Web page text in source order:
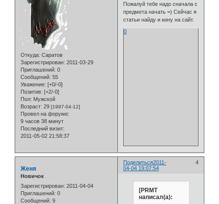
Откуда: Саратов
Зарегистрирован: 2011-03-29
Приглашений: 0
Сообщений: 55
Уважение: [+0/-0]
Позитив: [+2/-0]
Пол: Мужской
Возраст: 29 [1997-04-12]
Провел на форуме:
9 часов 38 минут
Последний визит:
2011-05-02 21:58:37
Пожалуй тебе надо сначала с
предмета начать =) Сейчас я
статьи найду и кину на сайт.
0
Поделиться 4
2011-
04-04 19:07:54
Женя
Новичок
Зарегистрирован: 2011-04-04
Приглашений: 0
Сообщений: 9
[PRMT
написал(а):